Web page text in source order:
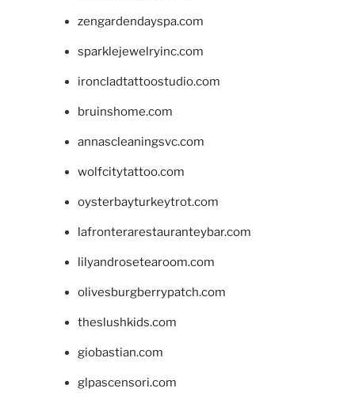
zengardendayspa.com
sparklejewelryinc.com
ironcladtattoostudio.com
bruinshome.com
annascleaningsvc.com
wolfcitytattoo.com
oysterbayturkeytrot.com
lafronterarestauranteybar.com
lilyandrosetearoom.com
olivesburgberrypatch.com
theslushkids.com
giobastian.com
glpascensori.com